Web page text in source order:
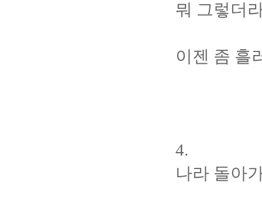
뭐 그렇더
이젠 좀 흘
4.
나라 돌아